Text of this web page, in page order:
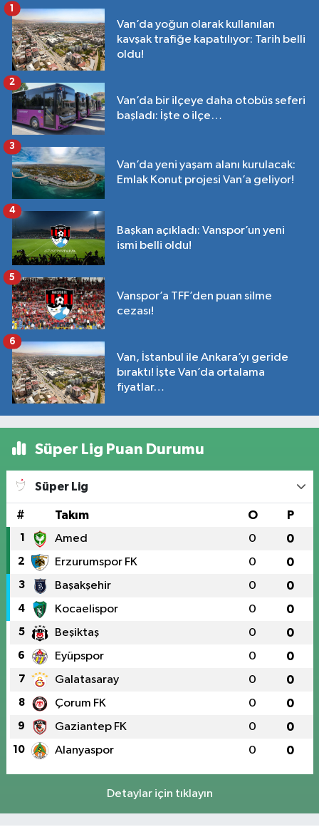
Van’da yoğun olarak kullanılan
kavşak trafiğe kapatılıyor: Tarih belli
oldu!
1
Van’da bir ilçeye daha otobüs seferi
başladı: İşte o ilçe…
2
Van’da yeni yaşam alanı kurulacak:
Emlak Konut projesi Van’a geliyor!
3
Başkan açıkladı: Vanspor’un yeni
ismi belli oldu!
4
Vanspor’a TFF’den puan silme
cezası!
5
Van, İstanbul ile Ankara’yı geride
bıraktı! İşte Van’da ortalama
fiyatlar…
6
Süper Lig Puan Durumu
Süper Lig
# Takım O P
1 Amed 0 0
2 Erzurumspor FK 0 0
3 Başakşehir 0 0
4 Kocaelispor 0 0
5 Beşiktaş 0 0
6 Eyüpspor 0 0
7 Galatasaray 0 0
8 Çorum FK 0 0
9 Gaziantep FK 0 0
10 Alanyaspor 0 0
Detaylar için tıklayın